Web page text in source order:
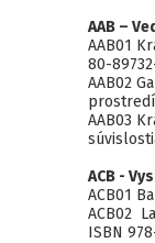
AAB –
AAB01
80-
AAB02
AAB03
ACB -
ACB01
ACB02
ISBN